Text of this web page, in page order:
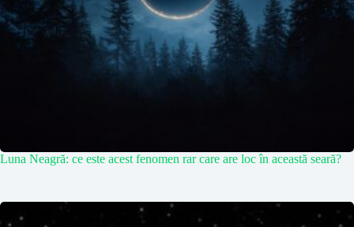
Luna Neagră: ce este acest fenomen rar care are loc în această seară?